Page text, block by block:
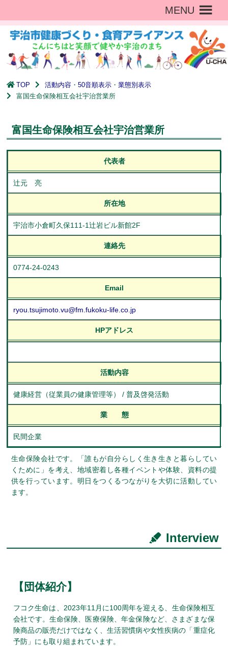
MENU
TOP 活動内容 ・50音順表示 ・業態別表示
富国生命保険相互会社宇治営業所
富国生命保険相互会社宇治営業所
代表者
辻元 亮
所在地
宇治市小倉町久保111-1辻岩ビル新館2F
連絡先
0774-24-0243
Email
ryou.tsujimoto.vu@fm.fukoku-life.co.jp
HPアドレス
活動内容
健康経営（従業員の健康管理等） / 普及啓発活動
業 態
民間企業
生命保険会社です。「誰もが自分らしく生き生きと暮らしてい
くために」を考え、地域密着し各種イベントや体験、資料の提
供を行っています。明日をつくるつながりを大切に活動してい
ます。
Interview
【団体紹介】
フコク生命は、2023年11月に100周年を迎える、生命保険相互
会社です。生命保険、医療保険、年金保険など、さまざまな保
険商品の販売だけではなく、生活習慣病や女性疾病の「重症化
予防」にも取り組まれています。